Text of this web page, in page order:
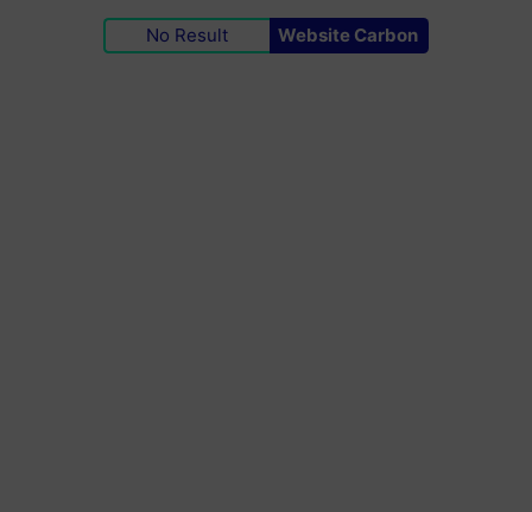
No Result Website Carbon